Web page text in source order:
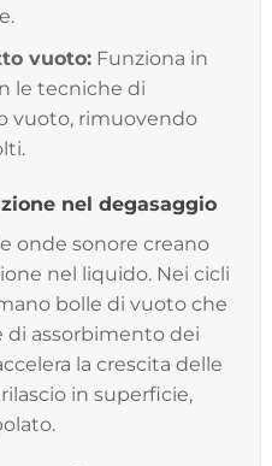
vuoto:Funziona in
le tecniche di
vuoto, rimuovendo
nel degasaggio
onde sonore creano
nel liquido. Nei cicli
bolle di vuoto che
di assorbimento dei
la crescita delle
in superficie,